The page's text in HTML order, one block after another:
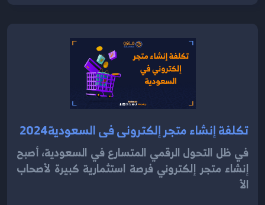
تكلفة إنشاء متجر إلكتروني في السعودية2024
في ظل التحول الرقمي المتسارع في السعودية، أصبح
إنشاء متجر إلكتروني فرصة استثمارية كبيرة لأصحاب
الأ